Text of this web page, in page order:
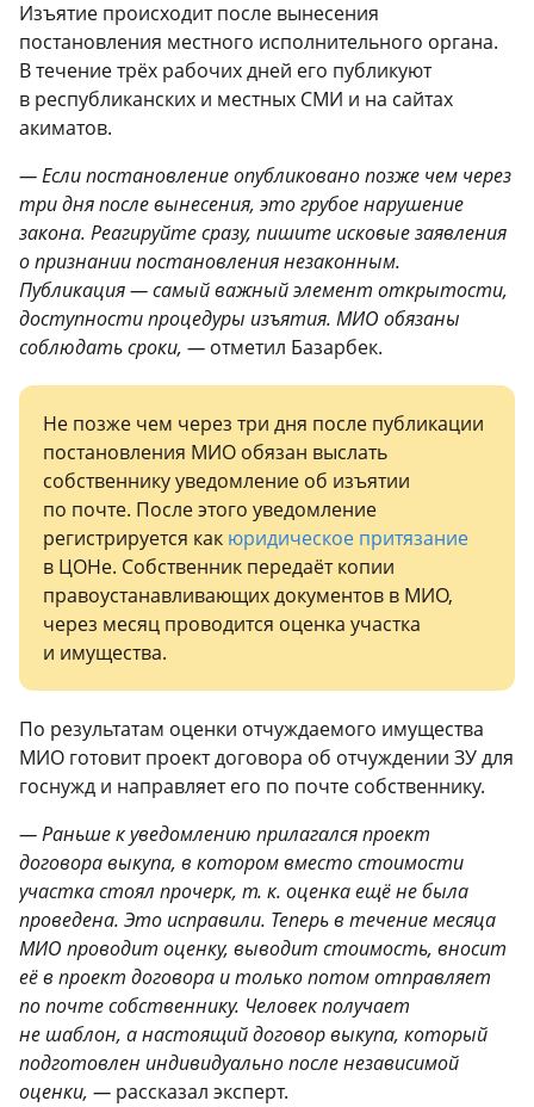
Изъятие происходит после вынесения
постановления местного исполнительного органа.
В течение трёх рабочих дней его публикуют
в республиканских и местных СМИ и на сайтах
акиматов.
— Если постановление опубликовано позже чем через
три дня после вынесения, это грубое нарушение
закона. Реагируйте сразу, пишите исковые заявления
о признании постановления незаконным.
Публикация — самый важный элемент открытости,
доступности процедуры изъятия. МИО обязаны
соблюдать сроки, — отметил Базарбек.
Не позже чем через три дня после публикации
постановления МИО обязан выслать
собственнику уведомление об изъятии
по почте. После этого уведомление
регистрируется как юридическое притязание
в ЦОНе. Собственник передаёт копии
правоустанавливающих документов в МИО,
через месяц проводится оценка участка
и имущества.
По результатам оценки отчуждаемого имущества
МИО готовит проект договора об отчуждении ЗУ для
госнужд и направляет его по почте собственнику.
— Раньше к уведомлению прилагался проект
договора выкупа, в котором вместо стоимости
участка стоял прочерк, т. к. оценка ещё не была
проведена. Это исправили. Теперь в течение месяца
МИО проводит оценку, выводит стоимость, вносит
её в проект договора и только потом отправляет
по почте собственнику. Человек получает
не шаблон, а настоящий договор выкупа, который
подготовлен индивидуально после независимой
оценки, — рассказал эксперт.